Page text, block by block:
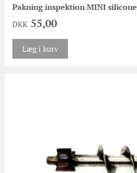
Pakning inspektion MINI silicone
DKK 55,00
Læg i kurv